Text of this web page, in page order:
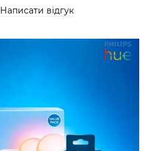
Написати відгук